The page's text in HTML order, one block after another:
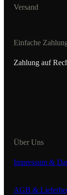
Versand
Einfache
Zahlung auf
Über Uns
Impressum &
AGB &